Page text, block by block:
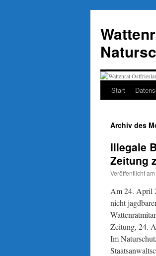
springen
Start
Archiv des
Illegale
Zeitung
Veröffentlicht am
Am 24. April
nicht
Zeitung, 24.
Im